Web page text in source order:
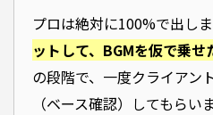
プロは絶対に100%で出しま
ットして、BGMを仮で乗せ
の段階で、一度クライアン
（ベース確認）してもらいま